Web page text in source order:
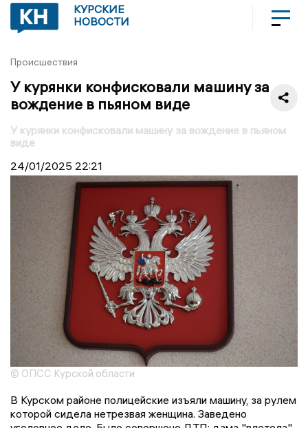
КУРСКИЕ
НОВОСТИ
Происшествия
У курянки конфисковали машину за
вождение в пьяном виде
У курянки конфисковали машину за вождение в пьяном
виде
24/01/2025 22:21
© ОПСС Курской области
В Курском районе полицейские изъяли машину, за рулем
которой сидела нетрезвая женщина. Заведено